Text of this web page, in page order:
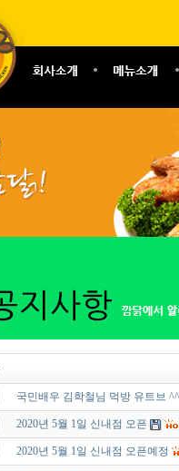
국민배우 김학철님 먹방 유트브 ^^
2020년 5월 1일 신내점 오픈
2020년 5월 1일 신내점 오픈예정